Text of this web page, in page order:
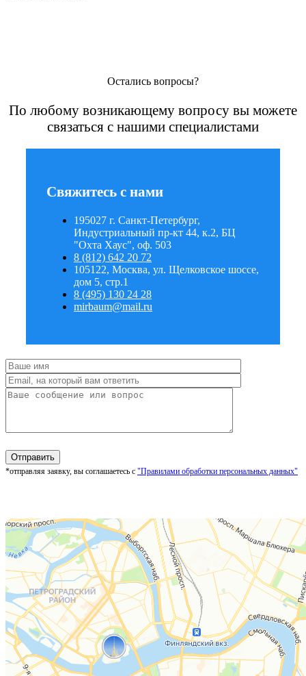
Остались вопросы?
По любому возникающему вопросу вы можете
связаться с нашими специалистами
Свяжитесь с нами
195027 г. Санкт-Петербург,
Индустриальный пр-кт 44, к.2, БЦ
"Охта Хаус", оф. 503
8 (812) 642 20 72
105122, Москва, ул. Щелковское шоссе,
дом 5, стр.1
8 (495) 130 24 28
mirbaum@mail.ru
*отправляя заявку, вы соглашаетесь с "Правилами обработки персональных данных"